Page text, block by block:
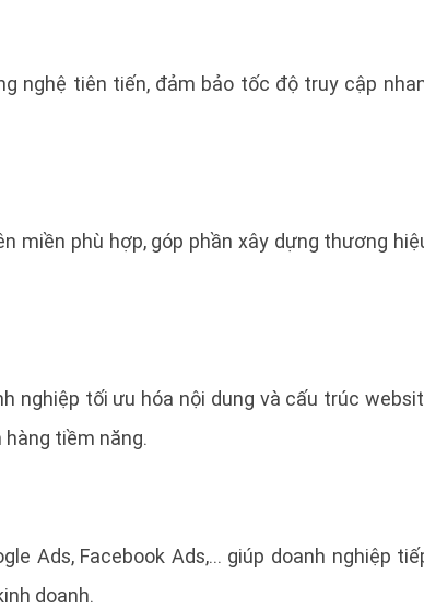
nghệ tiên tiến, đảm bảo tốc độ truy cập
miền phù hợp, góp phần xây dựng thương
nghiệp tối ưu hóa nội dung và cấu trúc
tiềm năng.
Ads, Facebook Ads,... giúp doanh nghiệp
doanh.